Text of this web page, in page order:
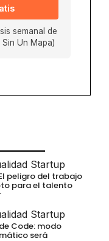
semanal de
Un Mapa)
Startup
El peligro del trabajo
para el talento
Startup
Code: modo
será